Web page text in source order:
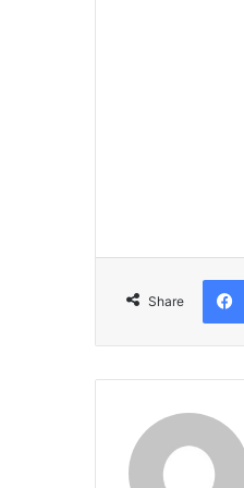
Share